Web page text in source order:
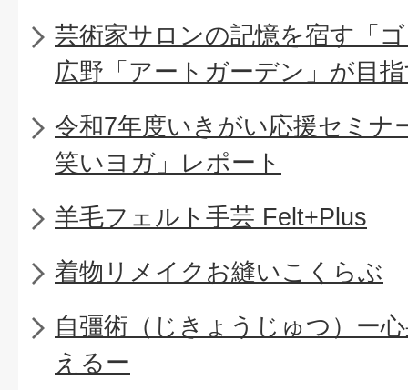
芸術家サロンの記憶を宿す「
広野「アートガーデン」が目
令和7年度いきがい応援セミナ
笑いヨガ」レポート
羊毛フェルト手芸 Felt+Plus
着物リメイクお縫いこくらぶ
自彊術（じきょうじゅつ）ー
えるー